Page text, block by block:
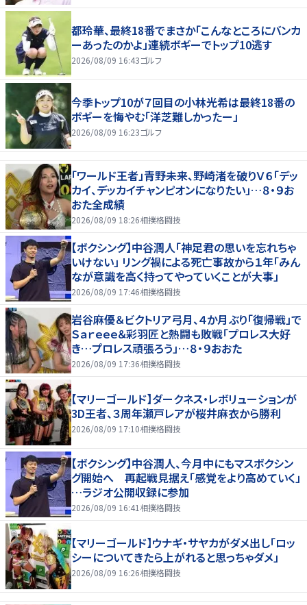
都玲華、最終18番でまさか「こんなところにバンカ
ーあったのかよ」連続ボギーでトップ10逃す
2026/08/09 16:43ゴルフ
今季トップ10が７回目の小林光希は最終18番の
ボギーを悔やむ「洋芝難しかったー」
2026/08/09 16:23ゴルフ
「ワールド王者」青野未来、野崎渚を破りＶ６「デッ
カイ、デッカイチャンピオンになりたい」…８・９お
おた全成績
2026/08/09 18:26相撲格闘技
【ボクシング】中谷潤人「神足君の思いを忘れちゃ
いけない」 リング禍による死亡事故から１年「みん
なが意識を高く持ってやっていくことが大事」
2026/08/09 17:46相撲格闘技
岩谷麻優＆ビクトリア弓月、４か月ぶり「復帰戦」で
Ｓａｒｅｅｅ＆彩羽匠と熱闘も敗戦「プロレス大好
き…プロレス頑張ろう」…８・９おおた
2026/08/09 17:36相撲格闘技
【マリーゴールド】ダークネス・レボリューションが
3D王者、３周年瀬戸レアが桜井麻衣から勝利
2026/08/09 17:10相撲格闘技
【ボクシング】中谷潤人、今月中にもマスボクシン
グ開始へ 再起戦見据え「感覚をより高めていく」
…ラジオ公開収録に参加
2026/08/09 16:41 相撲格闘技
【マリーゴールド】ウナギ・サヤカがダメ出し「ロッ
シーについてきたら上がれると思っちゃダメ」
2026/08/09 16:26相撲格闘技